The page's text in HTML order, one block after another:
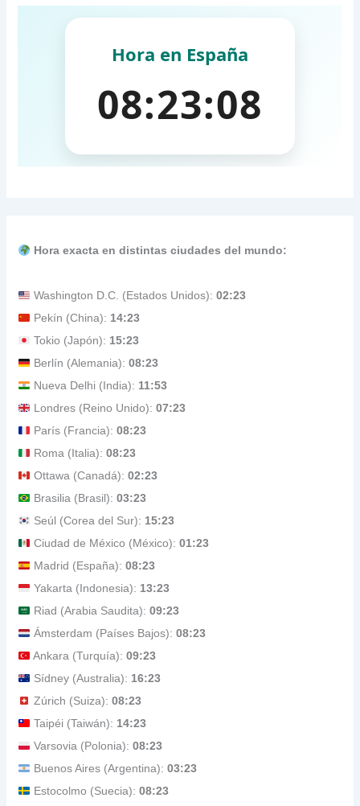
Hora exacta en distintas ciudades del mundo:
Washington D.C. (Estados Unidos):02:23
Pekín (China): 14:23
Tokio (Japón): 15:23
Berlín (Alemania):08:23
Nueva Delhi (India): 11:53
Londres (Reino Unido):07:23
París (Francia):08:23
Roma (Italia):08:23
Ottawa (Canadá):02:23
Brasilia (Brasil):03:23
Seúl (Corea del Sur): 15:23
Ciudad de México (México):01:23
Madrid (España):08:23
Yakarta (Indonesia): 13:23
Riad (Arabia Saudita):09:23
Ámsterdam (Países Bajos):08:23
Ankara (Turquía):09:23
Sídney (Australia): 16:23
Zúrich (Suiza):08:23
Taipéi (Taiwán): 14:23
Varsovia (Polonia):08:23
Buenos Aires (Argentina):03:23
Estocolmo (Suecia):08:23